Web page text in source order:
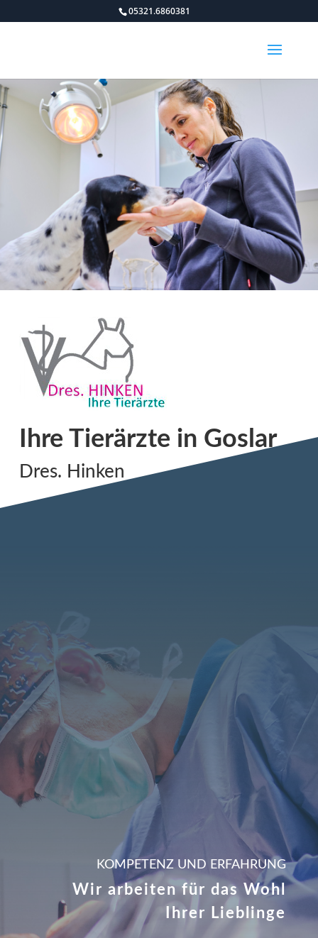
05321.6860381
Ihre Tierärzte in Goslar
Dres. Hinken
KOMPETENZ UND ERFAHRUNG
Wir arbeitenfür das Wohl
Ihrer Lieblinge